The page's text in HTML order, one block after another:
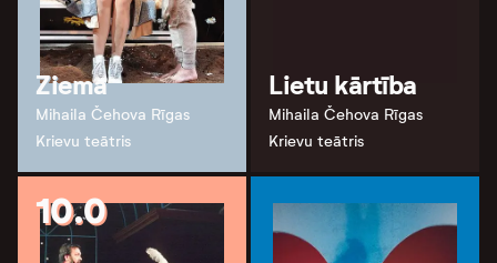
Ziema
Mihaila Čehova Rīgas
Krievu teātris
Lietu kārtība
Mihaila Čehova Rīgas
Krievu teātris
10.0